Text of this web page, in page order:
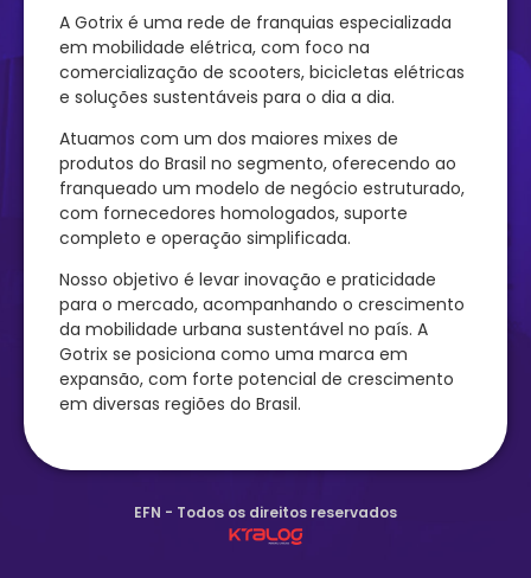
A Gotrix é uma rede de franquias especializada
em mobilidade elétrica, com foco na
comercialização de scooters, bicicletas elétricas
e soluções sustentáveis para o dia a dia.
Atuamos com um dos maiores mixes de
produtos do Brasil no segmento, oferecendo ao
franqueado um modelo de negócio estruturado,
com fornecedores homologados, suporte
completo e operação simplificada.
Nosso objetivo é levar inovação e praticidade
para o mercado, acompanhando o crescimento
da mobilidade urbana sustentável no país. A
Gotrix se posiciona como uma marca em
expansão, com forte potencial de crescimento
em diversas regiões do Brasil.
EFN - Todos os direitos reservados